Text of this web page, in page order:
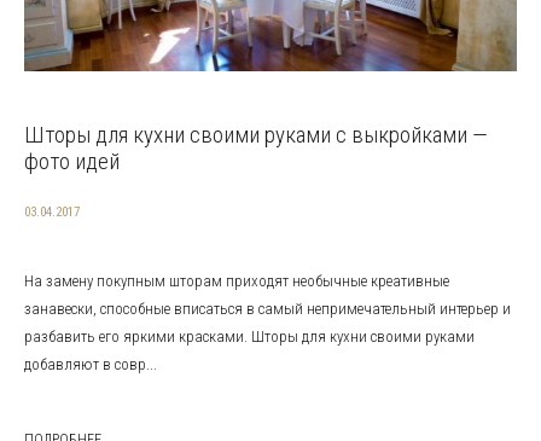
Шторы для кухни своими руками с выкройками —
фото идей
03.04.2017
На замену покупным шторам приходят необычные креативные
занавески, способные вписаться в самый непримечательный интерьер и
разбавить его яркими красками. Шторы для кухни своими руками
добавляют в совр...